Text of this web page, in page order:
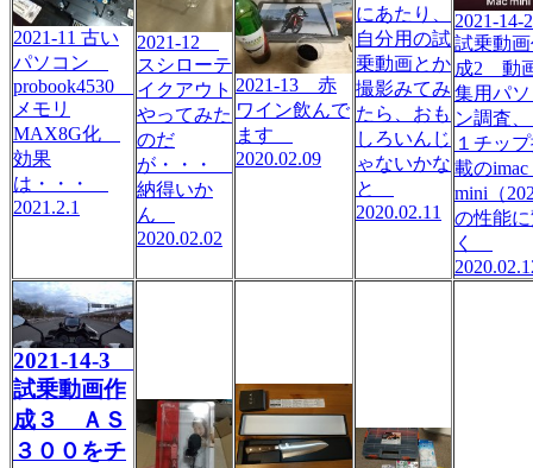
2021-11 古い
パソコン
probook4530
メモリ
MAX8G化
効果
は・・・
2021.2.1
2021-12
スシローテ
イクアウト
やってみた
のだ
が・・・
納得いか
ん
2020.02.02
2021-13 赤
ワイン飲んで
ます
2020.02.09
にあたり、
自分用の試
乗動画とか
撮影みてみ
たら、おも
しろいんじ
ゃないかな
と
2020.02.11
2021-
試乗動
成2 動
集用パ
ン調査
１チッ
載の
mini（
の性能
く
2021-14-3
試乗動画作
成３ ＡＳ
３００をチ